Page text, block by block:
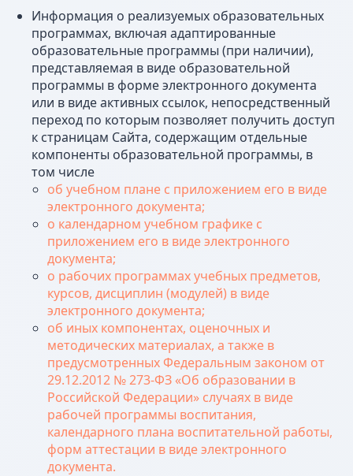
Информация о реализуемых образовательных
программах, включая адаптированные
образовательные программы (при наличии),
представляемая в виде образовательной
программы в форме электронного документа
или в виде активных ссылок, непосредственный
переход по которым позволяет получить доступ
к страницам Сайта, содержащим отдельные
компоненты образовательной программы, в
том числе
об учебном плане с приложением его в виде
электронного документа;
о календарном учебном графике с
приложением его в виде электронного
документа;
о рабочих программах учебных предметов,
курсов, дисциплин (модулей) в виде
электронного документа;
об иных компонентах, оценочных и
методических материалах, а также в
предусмотренных Федеральным законом от
29.12.2012 № 273-ФЗ «Об образовании в
Российской Федерации» случаях в виде
рабочей программы воспитания,
календарного плана воспитательной работы,
форм аттестации в виде электронного
документа.